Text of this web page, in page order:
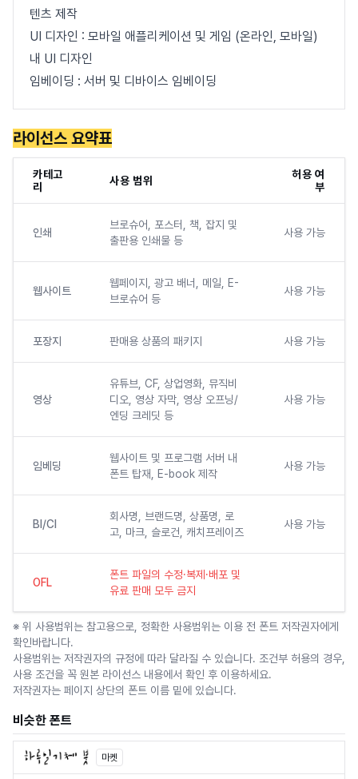
텐츠 제작
UI 디자인 : 모바일 애플리케이션 및 게임 (온라인, 모바일)
내 UI 디자인
임베이딩 : 서버 및 디바이스 임베이딩
라이선스 요약표
카테고
리
사용 범위
허용 여
부
인쇄
브로슈어, 포스터, 책, 잡지 및
출판용 인쇄물 등
사용 가능
웹사이트
웹페이지, 광고 배너, 메일, E-
브로슈어 등
사용 가능
포장지 판매용 상품의 패키지 사용 가능
영상
유튜브, CF, 상업영화, 뮤직비
디오, 영상 자막, 영상 오프닝/
엔딩 크레딧 등
사용 가능
임베딩
웹사이트 및 프로그램 서버 내
폰트 탑재, E-book 제작
사용 가능
BI/CI
회사명, 브랜드명, 상품명, 로
고, 마크, 슬로건, 캐치프레이즈
사용 가능
OFL
폰트 파일의 수정·복제·배포 및
유료 판매 모두 금지
※ 위 사용범위는 참고용으로, 정확한 사용범위는 이용 전 폰트 저작권자에게
확인바랍니다.
사용범위는 저작권자의 규정에 따라 달라질 수 있습니다. 조건부 허용의 경우,
사용 조건을 꼭 원본 라이선스 내용에서 확인 후 이용하세요.
저작권자는 페이지 상단의 폰트 이름 밑에 있습니다.
비슷한 폰트
마켓